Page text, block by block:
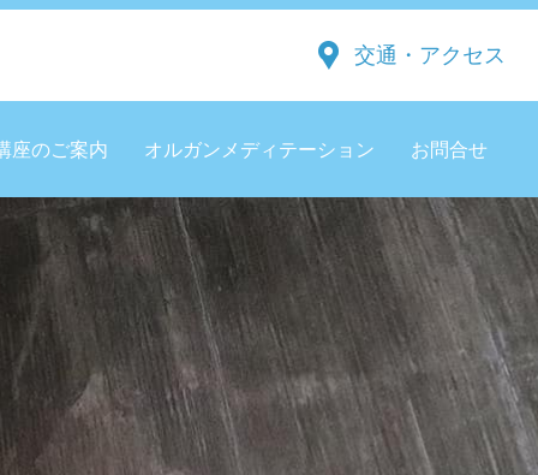
交通・アクセス
座のご案内 オルガンメディテーション お問合せ